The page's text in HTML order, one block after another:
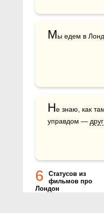
Мы едем в
Не знаю, как
управдом — друг
6
Статусов из
фильмов про
Лондон